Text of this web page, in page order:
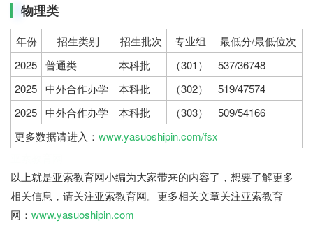
物理类
年份 招生类别 招生批次 专业组
最低分/最低位次
2025 普通类 本科批 （301）
537/36748
2025 中外合作办学 本科批 （302）
519/47574
2025 中外合作办学 本科批 （303）
509/54166
更多数据请进入： www.yasuoshipin.com/fsx
以上就是亚索教育网小编为大家带来的内容了，想要了解更多
相关信息，请关注亚索教育网。更多相关文章关注亚索教育
网： www.yasuoshipin.com